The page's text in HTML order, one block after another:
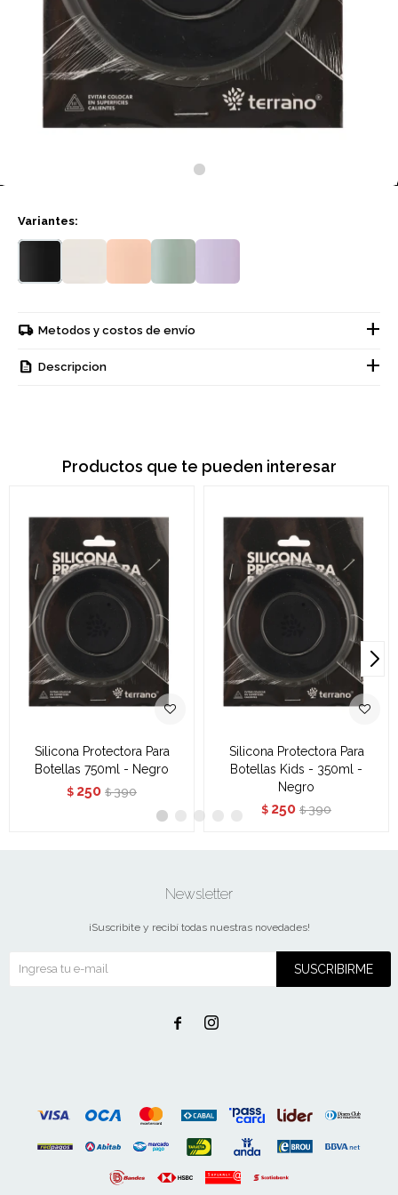
Variantes:
Metodos y costos de envío
Descripcion
Productos que te pueden interesar
Silicona Protectora Para
Botellas 750ml - Negro
$ 250 $ 390
Silicona Protectora Para
Botellas Kids - 350ml -
Negro
$ 250 $ 390
Newsletter
¡Suscribite y recibí todas nuestras novedades!
SUSCRIBIRME
 